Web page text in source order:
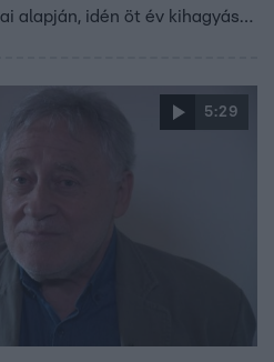
alapján, idén öt év kihagyás
5:29